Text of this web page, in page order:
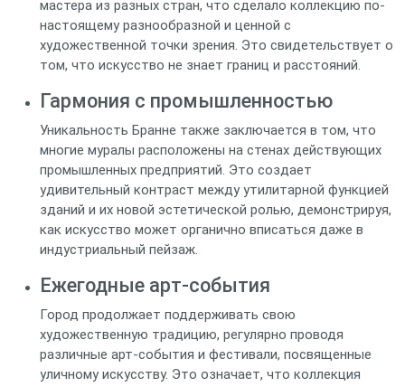
мастера из разных стран, что сделало коллекцию по-
настоящему разнообразной и ценной с
художественной точки зрения. Это свидетельствует о
том, что искусство не знает границ и расстояний.
Гармония с промышленностью
Уникальность Бранне также заключается в том, что
многие муралы расположены на стенах действующих
промышленных предприятий. Это создает
удивительный контраст между утилитарной функцией
зданий и их новой эстетической ролью, демонстрируя,
как искусство может органично вписаться даже в
индустриальный пейзаж.
Ежегодные арт-события
Город продолжает поддерживать свою
художественную традицию, регулярно проводя
различные арт-события и фестивали, посвященные
уличному искусству. Это означает, что коллекция